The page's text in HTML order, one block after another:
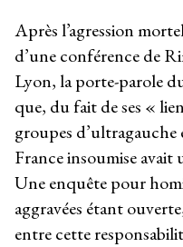
Après l’agression
d’une conférence de
Lyon, la porte-parole
que, du fait de ses «
groupes
France insoumise
Une enquête pour
aggravées étant
entre cette